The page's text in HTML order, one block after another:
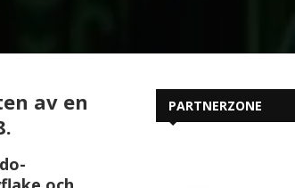
av en
PARTNERZONE